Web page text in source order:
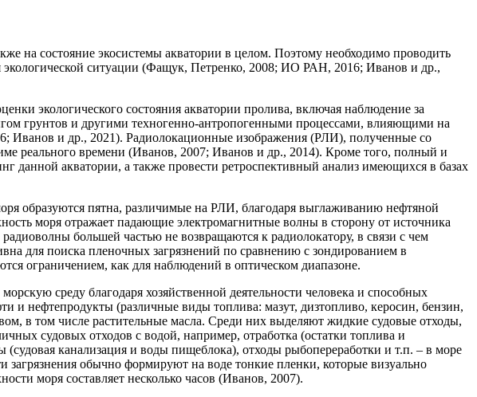
на состояние экосистемы акватории в целом. Поэтому необходимо проводить
экологической ситуации (Фащук, Петренко, 2008; ИО РАН, 2016; Иванов и др.,
экологического состояния акватории пролива, включая наблюдение за
грунтов и другими техногенно-антропогенными процессами, влияющими на
Иванов и др., 2021). Радиолокационные изображения (РЛИ), полученные со
реального времени (Иванов, 2007; Иванов и др., 2014). Кроме того, полный и
данной акватории, а также провести ретроспективный анализ имеющихся в базах
образуются пятна, различимые на РЛИ, благодаря выглаживанию нефтяной
моря отражает падающие электромагнитные волны в сторону от источника
большей частью не возвращаются к радиолокатору, в связи с чем
для поиска пленочных загрязнений по сравнению с зондированием в
ограничением, как для наблюдений в оптическом диапазоне.
среду благодаря хозяйственной деятельности человека и способных
и нефтепродукты (различные виды топлива: мазут, дизтопливо, керосин, бензин,
в том числе растительные масла. Среди них выделяют жидкие судовые отходы,
судовых отходов с водой, например, отработка (остатки топлива и
канализация и воды пищеблока), отходы рыбопереработки и т.п. – в море
обычно формируют на воде тонкие пленки, которые визуально
моря составляет несколько часов (Иванов, 2007).